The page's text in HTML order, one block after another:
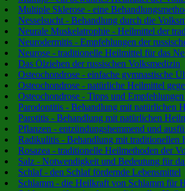
Multiple Sklerose - eine
Nesselsucht - Behandlung durch die
Neurale Muskelatrophie - Heilmittel der
Neurodermitis - Empfehlungen der
Neurose - traditionelle Heilmittel für das
Das Ölziehen der russischen Volksmedizin
Osteochondrose - einfache gymnastische
Osteochondrose - natürliche Heilmittel
Osteochondrose - Tipps und
Parodontitis - Behandlung mit natürlichen
Parotitis - Behandlung mit natürlichen
Pflanzen - entzündungshemmend und
Radikulitis - Behandlung mit traditionellen
Rosazea - traditionelle Heilmethoden der
Salz - Notwendigkeit und Bedeutung für
Schlaf - den Schlaf fördernde Lebensmittel
Schlamm - die Heilkraft von Schlamm für